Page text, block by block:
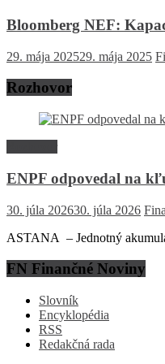
Bloomberg NEF:
29. mája 202529. mája 2025
Rozhovor
ENPF odpovedal na
30. júla 202630. júla 2026
ASTANA – Jednotný
FN Finančné Noviny
Slovník
Encyklopédia
RSS
Redakčná rada